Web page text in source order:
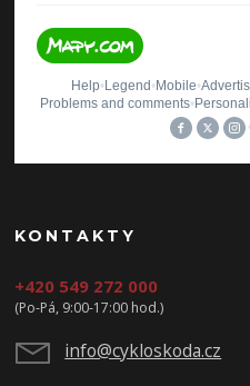
KONTAKTY
+420 549 272 000
(Po-Pá, 9:00-17:00 hod.)
info@cykloskoda.cz